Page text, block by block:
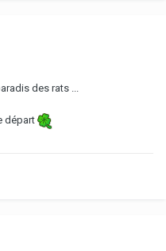
des rats ...
départ